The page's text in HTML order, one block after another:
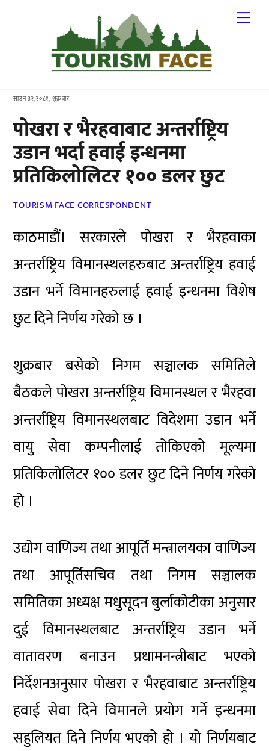
साउन ३२,२०८१, शुक्रबार
पोखरा र भैरहवाबाट अन्तर्राष्ट्रिय
उडान भर्दा हवाई इन्धनमा
प्रतिकिलोलिटर १०० डलर छुट
TOURISM FACE CORRESPONDENT
काठमाडौं। सरकारले पोखरा र भैरहवाका
अन्तर्राष्ट्रिय विमानस्थलहरुबाट अन्तर्राष्ट्रिय हवाई
उडान भर्ने विमानहरुलाई हवाई इन्धनमा विशेष
छुट दिने निर्णय गरेको छ ।
शुक्रबार बसेको निगम सञ्चालक समितिले
बैठकले पोखरा अन्तर्राष्ट्रिय विमानस्थल र भैरहवा
अन्तर्राष्ट्रिय विमानस्थलबाट विदेशमा उडान भर्ने
वायु सेवा कम्पनीलाई तोकिएको मूल्यमा
प्रतिकिलोलिटर १०० डलर छुट दिने निर्णय गरेको
हो ।
उद्योग वाणिज्य तथा आपूर्ति मन्त्रालयका वाणिज्य
तथा आपूर्तिसचिव तथा निगम सञ्चालक
समितिका अध्यक्ष मधुसूदन बुर्लाकोटीका अनुसार
दुई विमानस्थलबाट अन्तर्राष्ट्रिय उडान भर्ने
वातावरण बनाउन प्रधामनन्त्रीबाट भएको
निर्देशनअनुसार पोखरा र भैरहवाबाट अन्तर्राष्ट्रिय
हवाई सेवा दिने विमानले प्रयोग गर्ने इन्धनमा
सहुलियत दिने निर्णय भएको हो । यो निर्णयबाट